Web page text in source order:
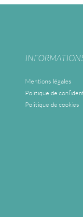
Mentions légales
Politique de
Politique de cookies